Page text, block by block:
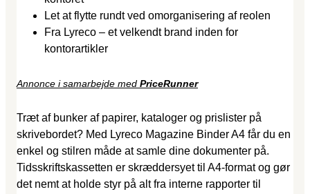
Let at flytte rundt ved omorganisering af reolen
Fra Lyreco – et velkendt brand inden for
kontorartikler
Annonce i samarbejde med PriceRunner
Træt af bunker af papirer, kataloger og prislister på
skrivebordet? Med Lyreco Magazine Binder A4 får du en
enkel og stilren måde at samle dine dokumenter på.
Tidsskriftskassetten er skræddersyet til A4-format og gør
det nemt at holde styr på alt fra interne rapporter til